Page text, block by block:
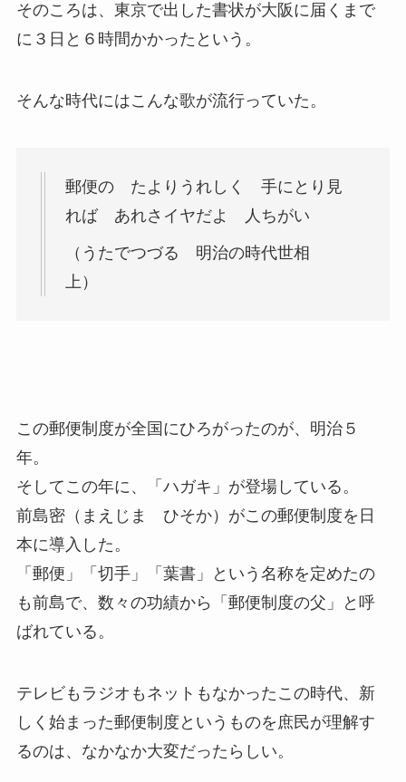
そのころは、東京で出した書状が大阪に届くまで
に３日と６時間かかったという。
そんな時代にはこんな歌が流行っていた。
郵便の たよりうれしく 手にとり見
れば あれさイヤだよ 人ちがい
（うたでつづる 明治の時代世相
上）
この郵便制度が全国にひろがったのが、明治５
年。
そしてこの年に、「ハガキ」が登場している。
前島密（まえじま ひそか）がこの郵便制度を日
本に導入した。
「郵便」「切手」「葉書」という名称を定めたの
も前島で、数々の功績から「郵便制度の父」と呼
ばれている。
テレビもラジオもネットもなかったこの時代、新
しく始まった郵便制度というものを庶民が理解す
るのは、なかなか大変だったらしい。